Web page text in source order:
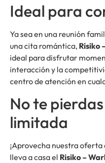
Ideal para
Ya sea en una reunión
una cita romántica, Risiko
ideal para disfrutar
interacción y la
centro de atención en
No te
limitada
¡Aprovecha nuestra
lleva a casa el Risiko –